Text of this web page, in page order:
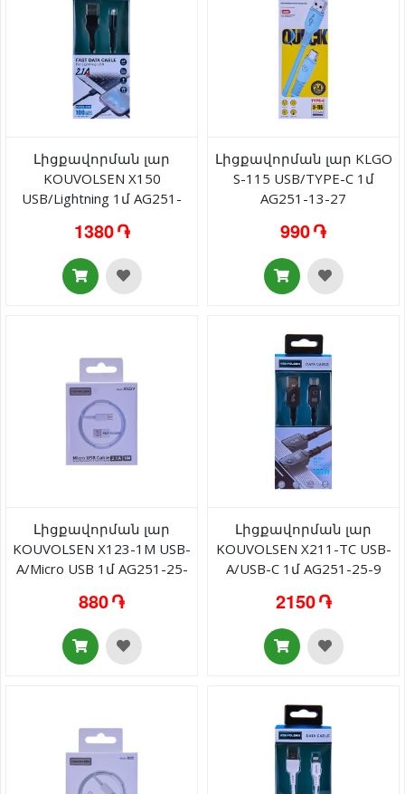
Լիցքավորման լար
KOUVOLSEN X150
USB/Lightning 1մ AG251-
1380 ֏
Լիցքավորման լար KLGO
S-115 USB/TYPE-C 1մ
AG251-13-27
990 ֏
Լիցքավորման լար
KOUVOLSEN X123-1M USB-
A/Micro USB 1մ AG251-25-
880 ֏
Լիցքավորման լար
KOUVOLSEN X211-TC USB-
A/USB-C 1մ AG251-25-9
2150 ֏